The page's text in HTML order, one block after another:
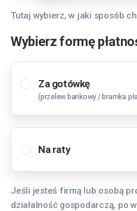
Tutaj wybierz, w jaki sposób
Wybierz formę
Za gotówkę
(przelew bankowy / bramka
Na raty
Jeśli jesteś firmą lub osobą
działalność gospodarczą, po
Wybierz oddział
Tyniecka 3, 55-040
Fordońska 268, 85-